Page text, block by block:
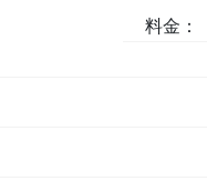
料金：